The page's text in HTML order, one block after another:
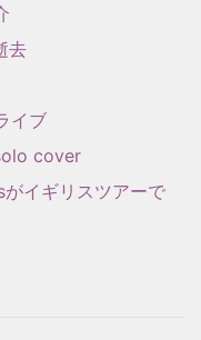
去
イブ
cover
イギリスツアーで